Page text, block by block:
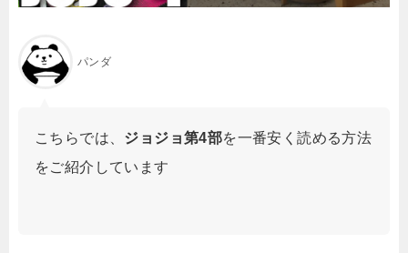
パンダ
こちらでは、 ジョジョ第4部を一番安く読める方法
をご紹介しています